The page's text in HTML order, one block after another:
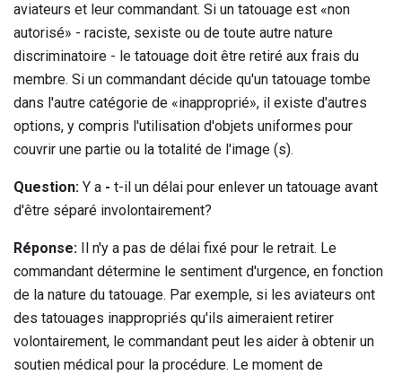
aviateurs et leur commandant. Si un tatouage est «non
autorisé» - raciste, sexiste ou de toute autre nature
discriminatoire - le tatouage doit être retiré aux frais du
membre. Si un commandant décide qu'un tatouage tombe
dans l'autre catégorie de «inapproprié», il existe d'autres
options, y compris l'utilisation d'objets uniformes pour
couvrir une partie ou la totalité de l'image (s).
Question: Y a - t-il un délai pour enlever un tatouage avant
d'être séparé involontairement?
Réponse: Il n'y a pas de délai fixé pour le retrait. Le
commandant détermine le sentiment d'urgence, en fonction
de la nature du tatouage. Par exemple, si les aviateurs ont
des tatouages ​​inappropriés qu'ils aimeraient retirer
volontairement, le commandant peut les aider à obtenir un
soutien médical pour la procédure. Le moment de